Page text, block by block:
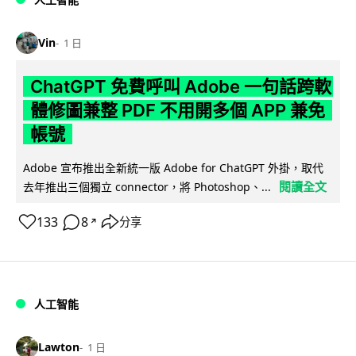
Vin 1 日
ChatGPT 免費呼叫 Adobe 一句話跨軟
體修圖兼整 PDF 不用開多個 APP 兼免
帳號
Adobe 宣布推出全新統一版 Adobe for ChatGPT 外掛，取代
去年推出三個獨立 connector，將 Photoshop、...
閱讀全文
133 8 ↗ 分享
人工智能
Lawton 1 日